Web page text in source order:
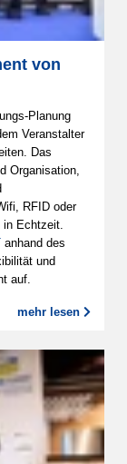
von
Planung
Veranstalter
Das
Organisation,
RFID oder
Echtzeit.
anhand des
und
auf.
mehr lesen